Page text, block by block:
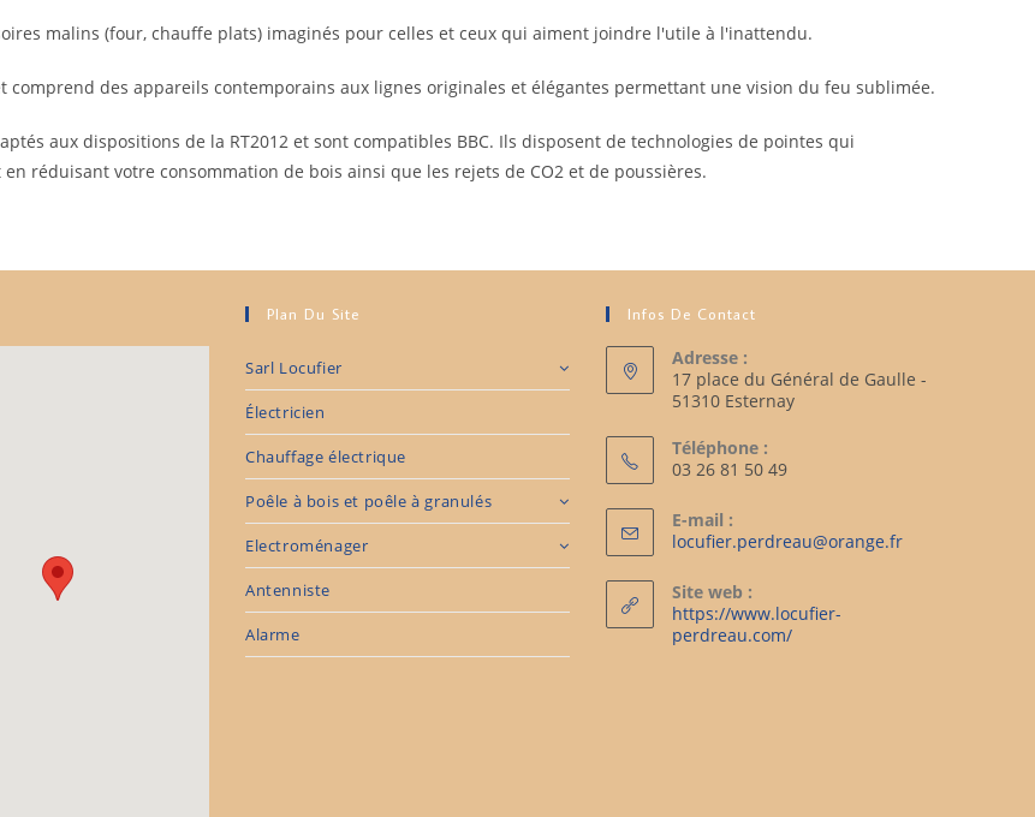
malins (four, chauffe plats) imaginés pour celles et ceux qui aiment joindre l'utile à l'inattendu.
comprend des appareils contemporains aux lignes originales et élégantes permettant une vision du feu sublimée.
aux dispositions de la RT2012 et sont compatibles BBC. Ils disposent de technologies de pointes qui
réduisant votre consommation de bois ainsi que les rejets de CO2 et de poussières.
Plan Du Site
Sarl Locufier
Électricien
Chauffage électrique
Poêle à bois et poêle à granulés
Electroménager
Antenniste
Alarme
Infos De Contact
Adresse :
17 place du Général de Gaulle -
51310 Esternay
Téléphone :
03 26 81 50 49
E-mail :
locufier.perdreau@orange.fr
Site web :
https://www.locufier-
perdreau.com/